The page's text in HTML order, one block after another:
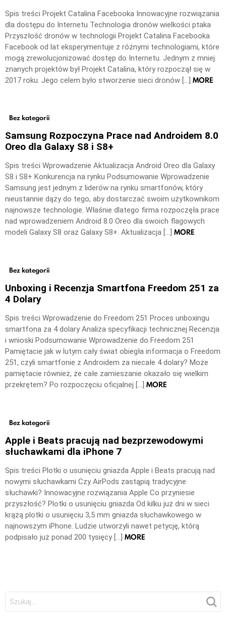
Spis treści Projekt Catalina Facebooka Innowacyjne rozwiązania
dla dostępu do Internetu Technologia dronów wielkości ptaka
Przyszłość dronów w technologii Projekt Catalina Facebooka
Facebook od lat eksperymentuje z różnymi technologiami, które
mogą zrewolucjonizować dostęp do Internetu. Jednym z mniej
znanych projektów był Projekt Catalina, który rozpoczął się w
2017 roku. Jego celem było stworzenie sieci dronów […] MORE
Bez kategorii
Samsung Rozpoczyna Prace nad Androidem 8.0
Oreo dla Galaxy S8 i S8+
Spis treści Wprowadzenie Aktualizacja Android Oreo dla Galaxy
S8 i S8+ Konkurencja na rynku Podsumowanie Wprowadzenie
Samsung jest jednym z liderów na rynku smartfonów, który
nieustannie dąży do tego, aby dostarczać swoim użytkownikom
najnowsze technologie. Właśnie dlatego firma rozpoczęła prace
nad wprowadzeniem Android 8.0 Oreo dla swoich flagowych
modeli Galaxy S8 oraz Galaxy S8+. Aktualizacja […] MORE
Bez kategorii
Unboxing i Recenzja Smartfona Freedom 251 za
4 Dolary
Spis treści Wprowadzenie do Freedom 251 Proces unboxingu
smartfona za 4 dolary Analiza specyfikacji technicznej Recenzja
i wnioski Podsumowanie Wprowadzenie do Freedom 251
Pamiętacie jak w lutym cały świat obiegła informacja o Freedom
251, czyli smartfonie z Androidem za niecałe 4 dolary? Może
pamiętacie również, że całe zamieszanie okazało się wielkim
przekrętem? Po rozpoczęciu oficjalnej […] MORE
Bez kategorii
Apple i Beats pracują nad bezprzewodowymi
słuchawkami dla iPhone 7
Spis treści Plotki o usunięciu gniazda Apple i Beats pracują nad
nowymi słuchawkami Czy AirPods zastąpią tradycyjne
słuchawki? Innowacyjne rozwiązania Apple Co przyniesie
przyszłość? Plotki o usunięciu gniazda Od kilku już dni w sieci
krążą plotki o usunięciu 3,5 mm gniazda słuchawkowego w
najnowszym iPhone. Ludzie utworzyli nawet petycję, którą
podpisało już ponad 200 tysięcy […] MORE